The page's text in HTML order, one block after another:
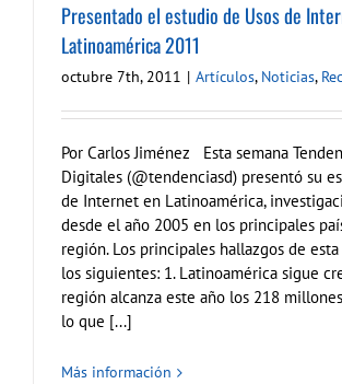
Presentado el estudio de Usos de
Latinoamérica 2011
octubre 7th, 2011 | Artículos, Noticias,
Por Carlos Jiménez Esta semana
Digitales (@tendenciasd) presentó su
de Internet en Latinoamérica,
desde el año 2005 en los principales
región. Los principales hallazgos de
los siguientes: 1. Latinoamérica sigue
región alcanza este año los 218
lo que [...]
Más información